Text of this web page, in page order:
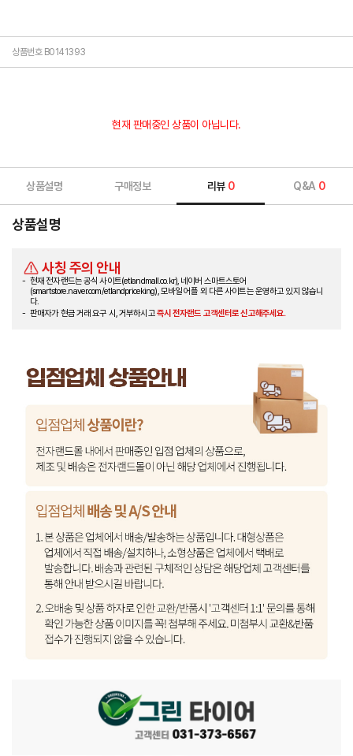
상품번호 B0141393
현재 판매중인 상품이 아닙니다.
상품설명 구매정보 리뷰 0 Q&A 0
상품설명
사칭 주의 안내
현재 전자랜드는 공식 사이트(etlandmall.co.kr), 네이버 스마트스토어
(smartstore.naver.com/etlandpriceking), 모바일 어플 외 다른 사이트는 운영하고 있지 않습니
다.
판매자가 현금 거래 요구 시, 거부하시고즉시 전자랜드 고객센터로 신고해주세요.